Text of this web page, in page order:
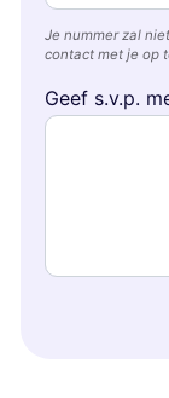
Je nummer zal
contact met je op
Geef s.v.p.